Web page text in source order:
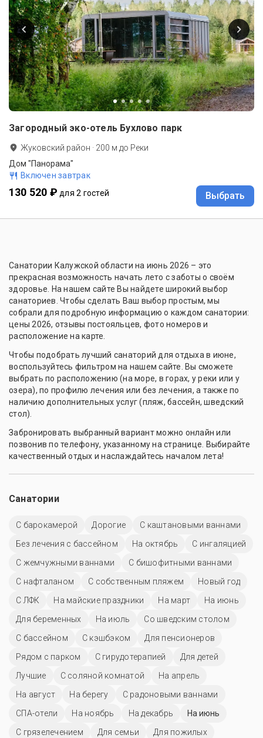
Загородный эко-отель Бухлово парк
Жуковский район · 200 м до Реки
Дом "Панорама"
Включен завтрак
130 520 ₽ для 2 гостей Выбрать
Санатории Калужской области на июнь 2026 – это
прекрасная возможность начать лето с заботы о своём
здоровье. На нашем сайте Вы найдете широкий выбор
санаториев. Чтобы сделать Ваш выбор простым, мы
собрали для подробную информацию о каждом санатории:
цены 2026, отзывы постояльцев, фото номеров и
расположение на карте.
Чтобы подобрать лучший санаторий для отдыха в июне,
воспользуйтесь фильтром на нашем сайте. Вы сможете
выбрать по расположению (на море, в горах, у реки или у
озера), по профилю лечения или без лечения, а также по
наличию дополнительных услуг (пляж, бассейн, шведский
стол).
Забронировать выбранный вариант можно онлайн или
позвонив по телефону, указанному на странице. Выбирайте
качественный отдых и наслаждайтесь началом лета!
Санатории
С барокамерой Дорогие
С каштановыми ваннами
Без лечения с бассейном
На октябрь
С ингаляцией
С жемчужными ваннами
С бишофитными ваннами
С нафталаном
С собственным пляжем
Новый год
С ЛФК
На майские праздники На март
На июнь
Для беременных
На июль
Со шведским столом
C бассейном
С кэшбэком
Для пенсионеров
Рядом с парком
С гирудотерапией
Для детей
Лучшие
С соляной комнатой
На апрель
На август
На берегу
С радоновыми ваннами
СПА-отели
На ноябрь На декабрь
На июнь
С грязелечением
Для семьи
Для пожилых